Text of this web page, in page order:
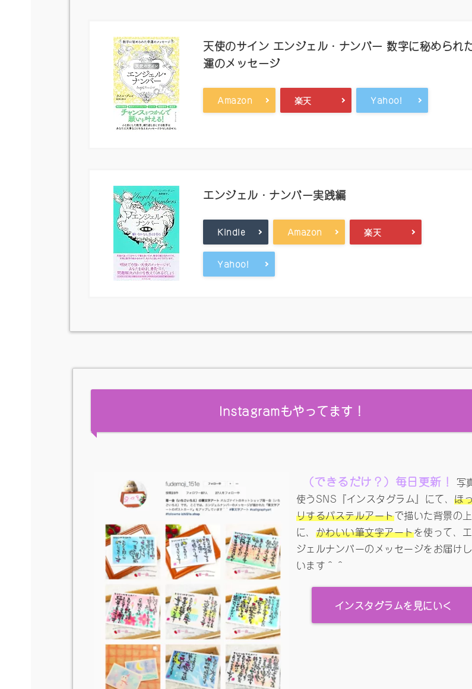
天使のサイン エンジェル・ナンバー 数字に秘められ
運のメッセージ
Amazon 楽天 Yahoo!
エンジェル・ナンバー実践編
Kindle Amazon 楽天
Yahoo!
Instagramもやってます！
（できるだけ？）毎日更新！
写
使うSNS『インスタグラム』にて、ほ
りするパステルアートで描いた背景の上
に、 かわいい筆文字アートを使って、
ジェルナンバーのメッセージをお届け
います＾＾
インスタグラムを見にいく